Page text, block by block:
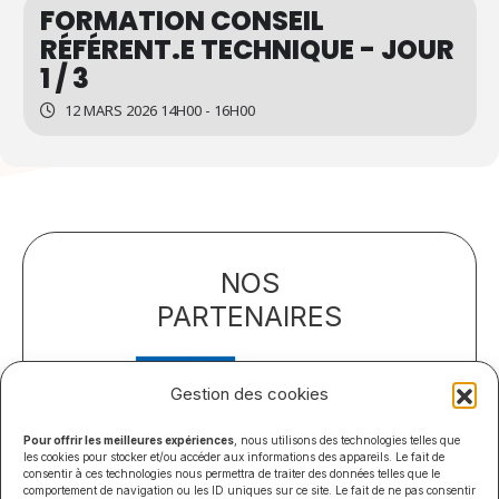
Gestion des cookies
Pour offrir les meilleures expériences , nous utilisons des technologies telles que
les cookies pour stocker et/ou accéder aux informations des appareils. Le fait de
consentir à ces technologies nous permettra de traiter des données telles que le
comportement de navigation ou les ID uniques sur ce site. Le fait de ne pas consentir
FORMATION CONSEIL
RÉFÉRENT.E TECHNIQUE - JOUR
1 / 3
12 MARS 2026 14H00 - 16H00
NOS
PARTENAIRES